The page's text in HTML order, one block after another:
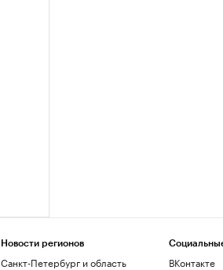
Новости регионов
Санкт-Петербург и область
ВКонтакте